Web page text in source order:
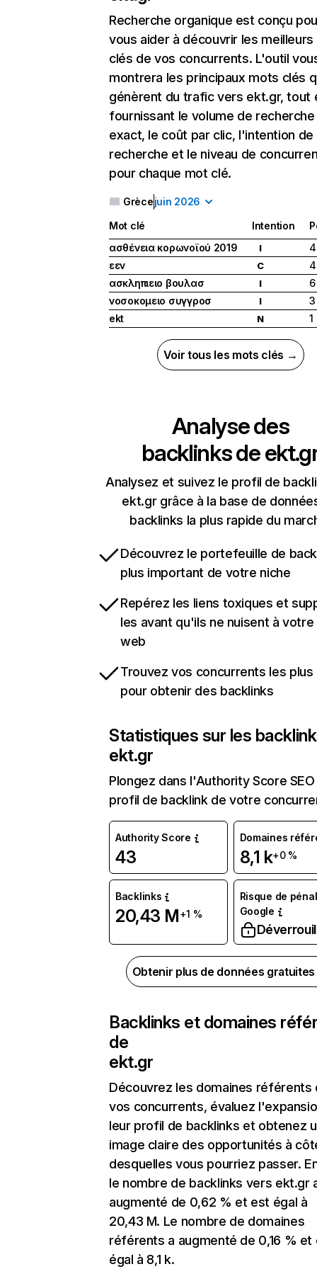
Recherche organique est conçu
vous aider à découvrir les
clés de vos concurrents. L'outil
montrera les principaux mots clés
génèrent du trafic vers ekt.gr, tout
fournissant le volume de recherche
exact, le coût par clic, l'intention de
recherche et le niveau de
pour chaque mot clé.
Grècejuin 2026
Mot clé Intention
ασθένεια κορωνοϊού 2019
I
4
εεν
C
4
ασκληπιειο βουλασ
I
6
νοσοκομειο συγγροσ
I
3
ekt
N 1
Voir tous les mots clés →
Analyse des
backlinks de
Analysez et suivez le profil de
ekt.gr grâce à la base de
backlinks la plus rapide du
Découvrez le portefeuille de
plus important de votre niche
Repérez les liens toxiques et
les avant qu'ils ne nuisent à
web
Trouvez vos concurrents les
pour obtenir des backlinks
Statistiques sur les
ekt.gr
Plongez dans l'Authority Score
profil de backlink de votre
Authority Score
43
Domaines
8,1 k+0 %
Backlinks
20,43 M+1 %
Risque de
Google
Obtenir plus de données
Backlinks et domaines
de
ekt.gr
Découvrez les domaines référents
vos concurrents, évaluez
leur profil de backlinks et obtenez
image claire des opportunités à
desquelles vous pourriez passer.
le nombre de backlinks vers ekt.gr
augmenté de 0,62 % et est égal à
20,43 M. Le nombre de domaines
référents a augmenté de 0,16 % et
égal à 8,1 k.